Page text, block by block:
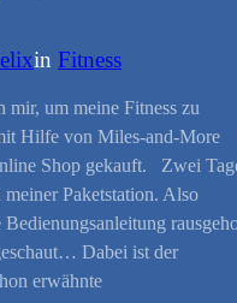
in Fitness
mir, um meine Fitness zu
Hilfe von Miles-and-More
Shop gekauft. Zwei
meiner Paketstation. Also
Dabei ist der
erwähnte